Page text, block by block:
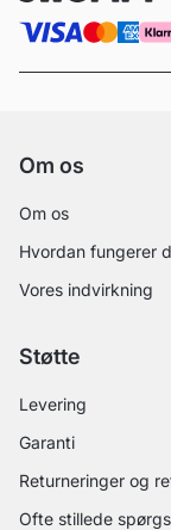
Om os
Om os
Hvordan fungerer
Vores indvirkning
Støtte
Levering
Garanti
Returneringer og
Ofte stillede